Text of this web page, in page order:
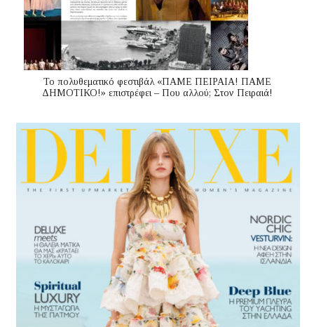
Το πολυθεματικό φεστιβάλ «ΠΑΜΕ ΠΕΙΡΑΙΑ! ΠΑΜΕ
ΔΗΜΟΤΙΚΟ!» επιστρέφει – Που αλλού; Στον Πειραιά!